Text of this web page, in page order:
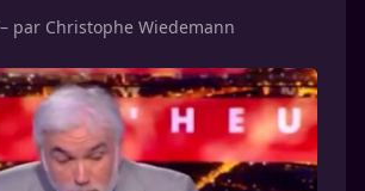
– par Christophe Wiedemann